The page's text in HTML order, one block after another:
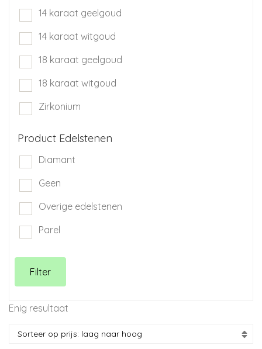
14 karaat geelgoud
14 karaat witgoud
18 karaat geelgoud
18 karaat witgoud
Zirkonium
Product Edelstenen
Diamant
Geen
Overige edelstenen
Parel
Filter
Enig resultaat